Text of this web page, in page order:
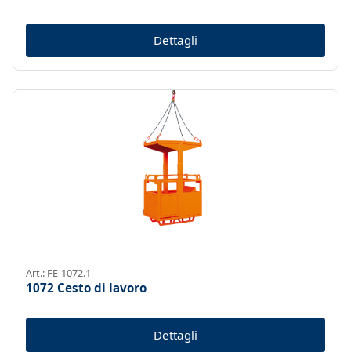
Dettagli
Art.: FE-1072.1
1072 Cesto di lavoro
Dettagli